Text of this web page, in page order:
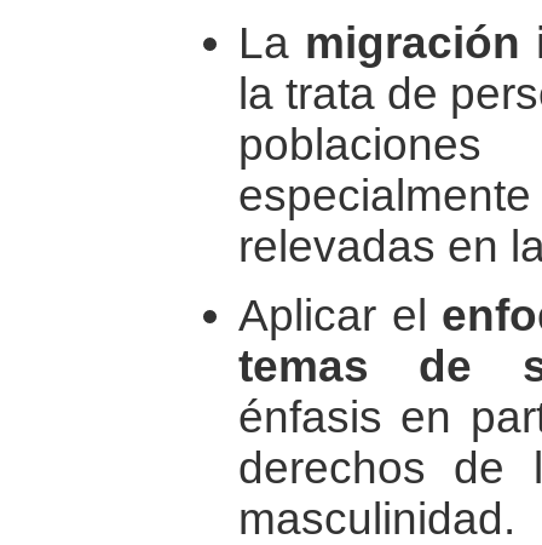
La migración
la trata de
relevadas en
Aplicar el
temas de
énfasis en
derechos de
masculinidad.